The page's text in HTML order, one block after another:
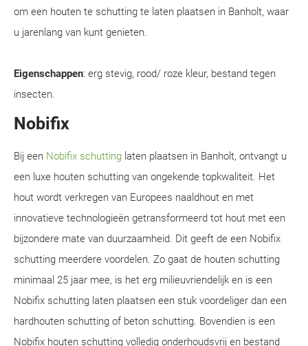
om een houten te schutting te laten plaatsen in Banholt, waar
u jarenlang van kunt genieten.
Eigenschappen: erg stevig, rood/ roze kleur, bestand tegen
insecten.
Nobifix
Bij een Nobifix schutting laten plaatsen in Banholt, ontvangt u
een luxe houten schutting van ongekende topkwaliteit. Het
hout wordt verkregen van Europees naaldhout en met
innovatieve technologieën getransformeerd tot hout met een
bijzondere mate van duurzaamheid. Dit geeft de een Nobifix
schutting meerdere voordelen. Zo gaat de houten schutting
minimaal 25 jaar mee, is het erg milieuvriendelijk en is een
Nobifix schutting laten plaatsen een stuk voordeliger dan een
hardhouten schutting of beton schutting. Bovendien is een
Nobifix houten schutting volledig onderhoudsvrij en bestand